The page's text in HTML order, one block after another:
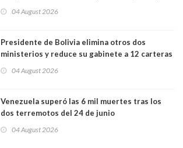
muertos figuran 44 niños y nueve ancianos
04 August 2026
Presidente de Bolivia elimina otros dos
ministerios y reduce su gabinete a 12 carteras
04 August 2026
Venezuela superó las 6 mil muertes tras los
dos terremotos del 24 de junio
04 August 2026